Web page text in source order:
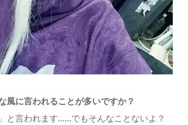
風に言われることが多いですか？
と言われます……でもそんなことないよ？